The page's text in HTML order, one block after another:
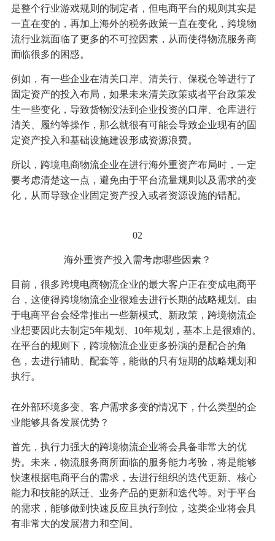
是整个行业游戏规则的制定者，但电商平台的规则其实是
一直在变的，再加上海外的税务政策一直在变化，跨境物
流行业就面临了更多的不可控因素，从而使得物流服务商
面临很多的困惑。
例如，有一些企业在清关口岸、清关行、保税仓等进行了
固定资产的投入布局，如果未来清关政策或者平台政策发
生一些变化，导致货物没法到企业投资的口岸、仓库进行
清关、履约等操作，那么就很有可能会导致企业现有的固
定资产投入和基础设施建设形成资源浪费。
所以，跨境电商物流企业在进行海外重资产布局时，一定
要考虑清楚这一点，避免由于平台流量规则以及需求的变
化，从而导致企业固定资产投入或者资源设施的错配。
02
海外重资产投入需考虑哪些因素？
目前，很多跨境电商物流企业的最大客户正在变成电商平
台，这使得跨境物流企业很难去进行长期的战略规划。由
于电商平台会经常推出一些新模式、新政策，跨境物流企
业想要因此去制定5年规划、10年规划，基本上是很难的。
在平台的规则下，跨境物流企业更多扮演的是配合的角
色，去进行辅助、配套等，能做的只有短期的战略规划和
执行。
在外部环境多变、客户需求多变的情况下，什么类型的企
业能够具备发展优势？
首先，执行力强大的跨境物流企业将会具备非常大的优
势。未来，物流服务商所面临的服务能力考验，将是能够
快速根据电商平台的需求，去进行组织的迭代更新、核心
能力和技能的跃迁、业务产品的更新和迭代等。对于平台
的需求，能够做到快速反应且执行到位，这类企业将会具
有非常大的发展潜力和空间。